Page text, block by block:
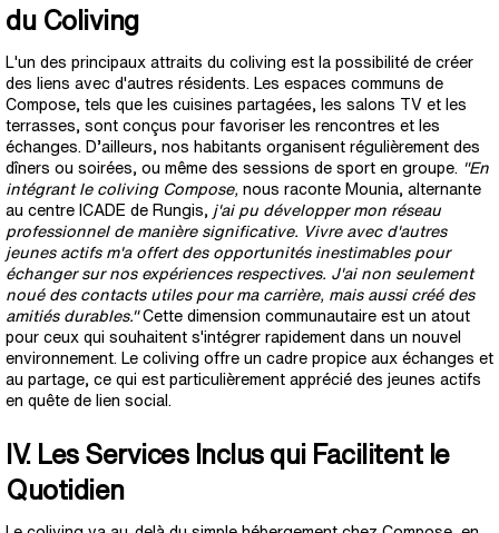
du Coliving
L'un des principaux attraits du coliving est la possibilité de créer
des liens avec d'autres résidents. Les espaces communs de
Compose, tels que les cuisines partagées, les salons TV et les
terrasses, sont conçus pour favoriser les rencontres et les
échanges. D’ailleurs, nos habitants organisent régulièrement des
dîners ou soirées, ou même des sessions de sport en groupe. "En
intégrant le coliving Compose, nous raconte Mounia, alternante
au centre ICADE de Rungis,
j'ai pu développer mon réseau
professionnel de manière significative. Vivre avec d'autres
jeunes actifs m'a offert des opportunités inestimables pour
échanger sur nos expériences respectives. J'ai non seulement
noué des contacts utiles pour ma carrière, mais aussi créé des
amitiés durables."Cette dimension communautaire est un atout
pour ceux qui souhaitent s'intégrer rapidement dans un nouvel
environnement. Le coliving offre un cadre propice aux échanges et
au partage, ce qui est particulièrement apprécié des jeunes actifs
en quête de lien social.
IV. Les Services Inclus qui Facilitent le
Quotidien